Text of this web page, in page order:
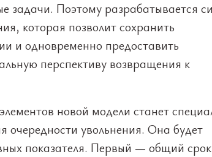
задачи. Поэтому разрабатывается
которая позволит сохранить
и одновременно предоставить
перспективу возвращения к
новой модели станет
очередности увольнения. Она будет
показателя. Первый — общий срок